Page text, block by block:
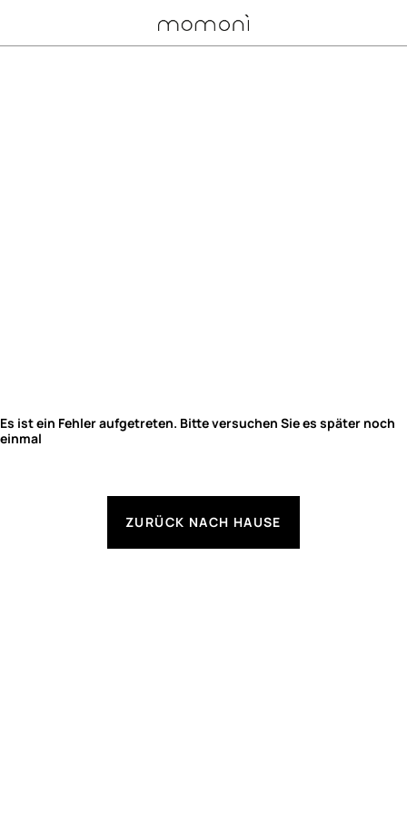
Es ist ein Fehler aufgetreten. Bitte versuchen Sie es später noch
einmal
ZURÜCK NACH HAUSE